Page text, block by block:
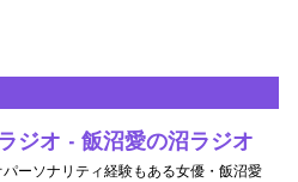
ジオ - 飯沼愛の沼ラジオ
ーソナリティ経験もある女優・飯沼愛